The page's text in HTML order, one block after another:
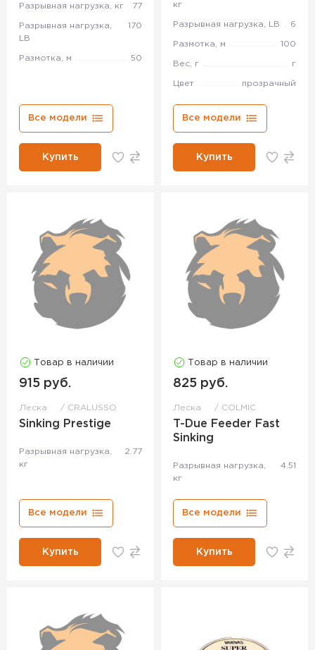
Разрывная нагрузка, кг 77
Разрывная нагрузка,
LB
170
Размотка, м 50
Все модели
Купить
кг
Разрывная нагрузка, LB 6
Размотка, м 100
Вес, г г
Цвет прозрачный
Все модели
Купить
Товар в наличии
915 руб.
Леска CRALUSSO
Sinking Prestige
Разрывная нагрузка,
кг
2.77
Все модели
Купить
Товар в наличии
825 руб.
Леска COLMIC
T-Due Feeder Fast
Sinking
Разрывная нагрузка,
кг
4.51
Все модели
Купить